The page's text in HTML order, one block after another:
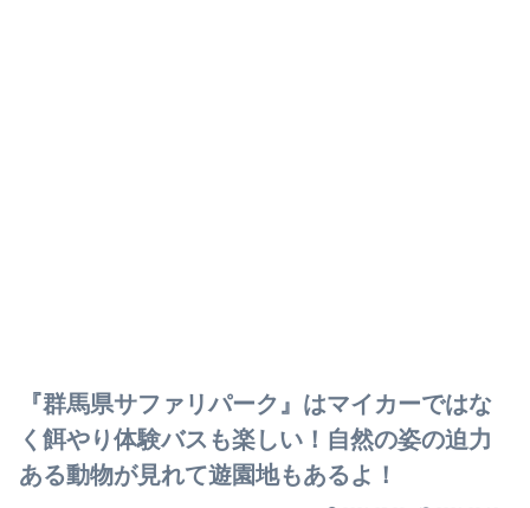
『群馬県サファリパーク』はマイカーではな
く餌やり体験バスも楽しい！自然の姿の迫力
ある動物が見れて遊園地もあるよ！